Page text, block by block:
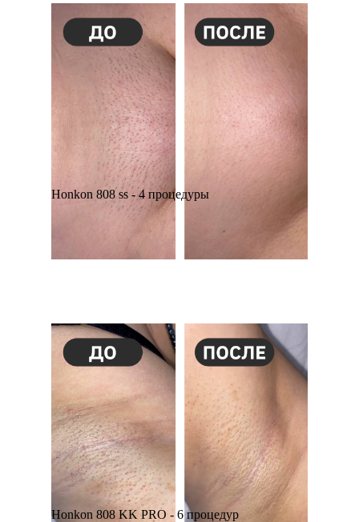
Honkon 808 ss - 4 процедуры
Honkon 808 KK PRO - 6 процедур